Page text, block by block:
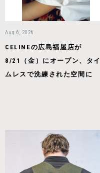
Aug 6, 2026
CELINEの広島福屋店が
8/21（金）にオープン、タイ
ムレスで洗練された空間に